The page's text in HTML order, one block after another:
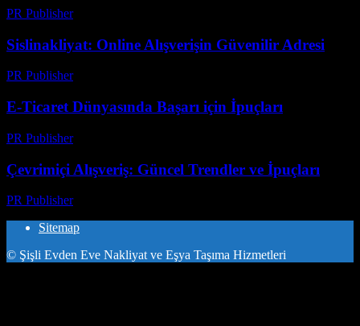
PR Publisher-
Sislinakliyat: Online Alışverişin Güvenilir Adresi
PR Publisher-
E-Ticaret Dünyasında Başarı için İpuçları
PR Publisher-
Çevrimiçi Alışveriş: Güncel Trendler ve İpuçları
PR Publisher-
Sitemap
© Şişli Evden Eve Nakliyat ve Eşya Taşıma Hizmetleri